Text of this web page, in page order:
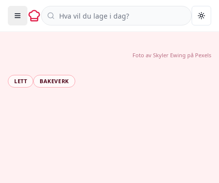
Søk i oppskrifter
LETT BAKEVERK
Foto av Skyler Ewing på Pexels